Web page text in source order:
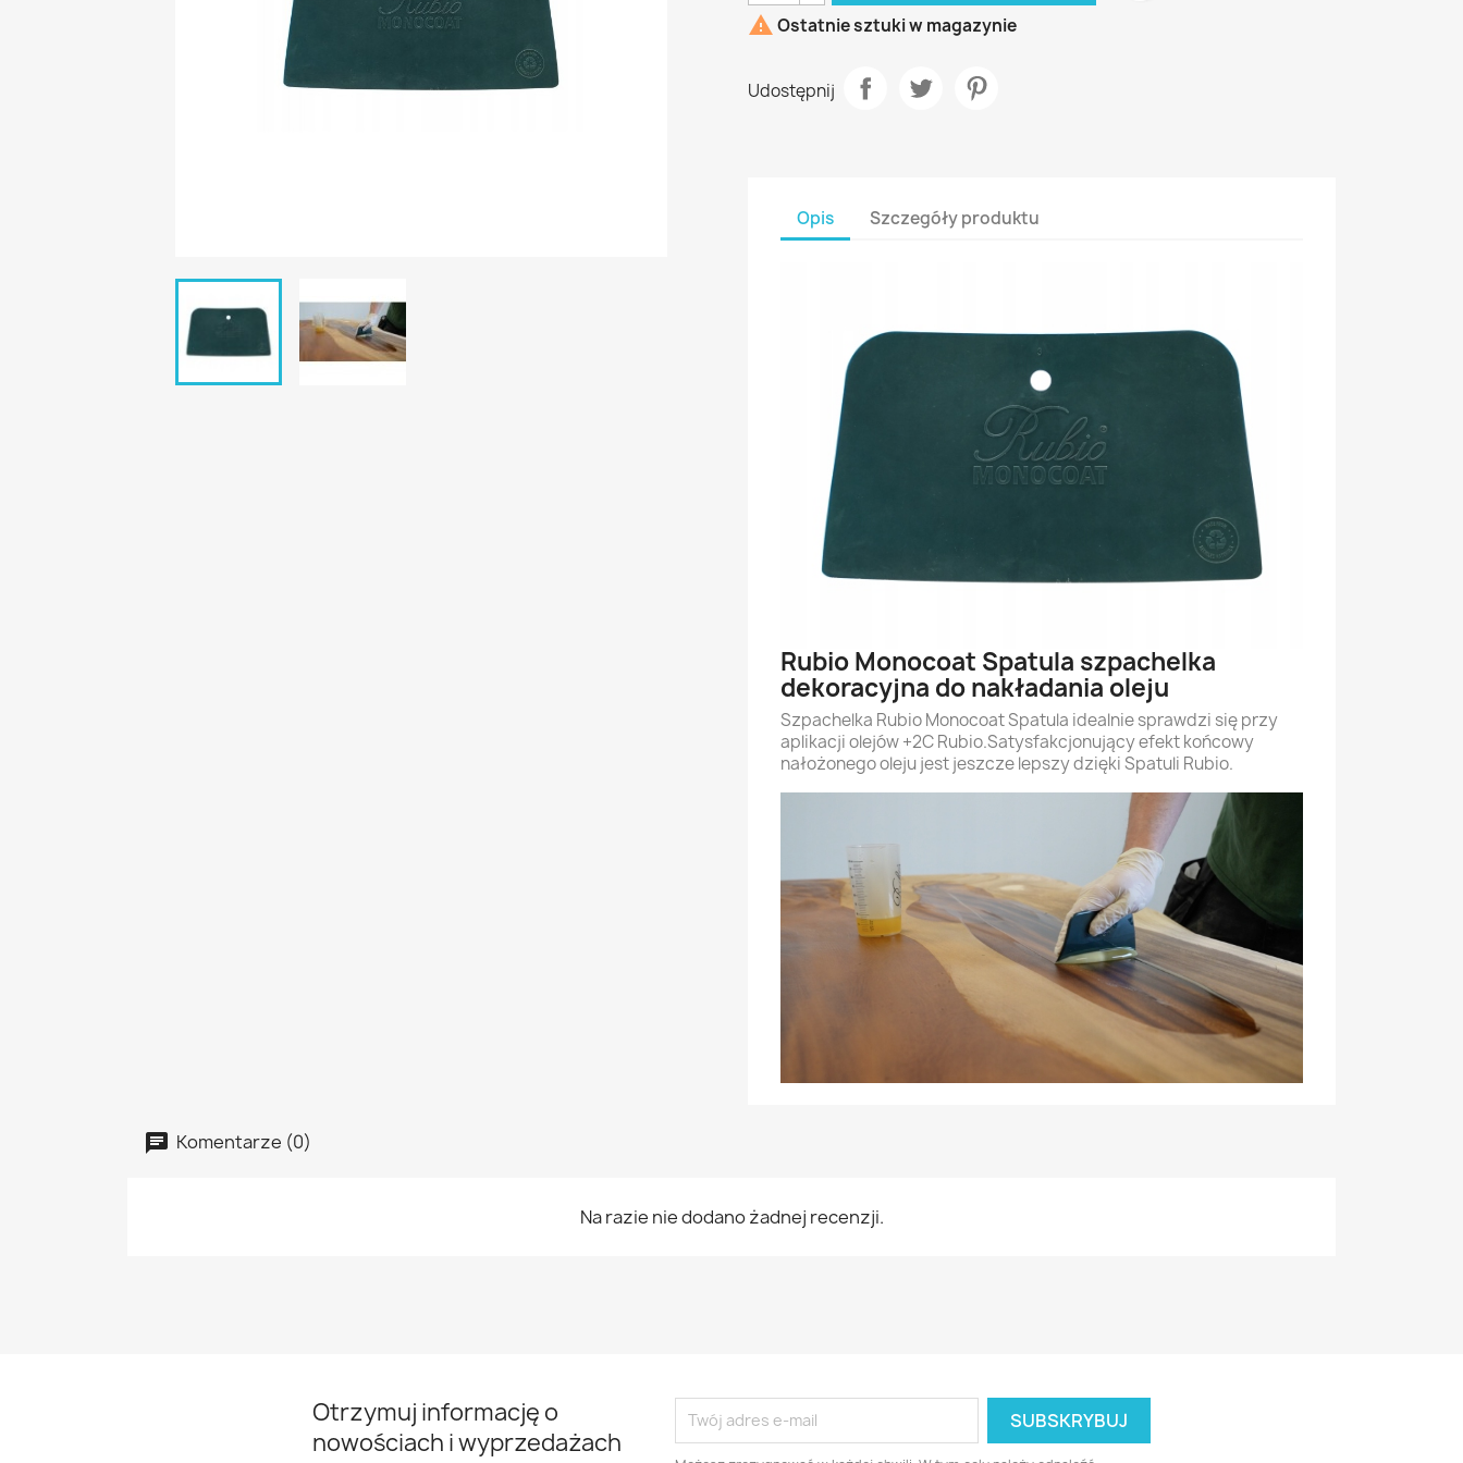
 Ostatnie sztuki w magazynie
Udostępnij
Opis Szczegóły produktu
Rubio Monocoat Spatula szpachelka
dekoracyjna do nakładania oleju
Szpachelka Rubio Monocoat Spatula idealnie sprawdzi się przy
aplikacji olejów +2C Rubio.Satysfakcjonujący efekt końcowy
nałożonego oleju jest jeszcze lepszy dzięki Spatuli Rubio.
Komentarze (0)
Na razie nie dodano żadnej recenzji.
Otrzymuj informację o
nowościach i wyprzedażach